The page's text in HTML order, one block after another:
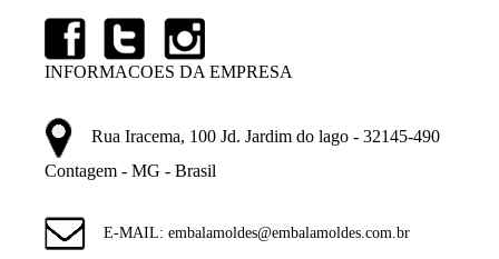
INFORMACOES DA EMPRESA
Rua Iracema, 100 Jd. Jardim do lago - 32145-490
Contagem - MG - Brasil
E-MAIL: embalamoldes@embalamoldes.com.br